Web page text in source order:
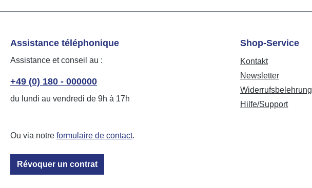
Assistance téléphonique
Assistance et conseil au :
+49 (0) 180 - 000000
du lundi au vendredi de 9h à 17h
Ou via notre formulaire de contact.
Révoquer un contrat
Shop-Service
Kontakt
Newsletter
Widerrufsbelehrung
Hilfe/Support